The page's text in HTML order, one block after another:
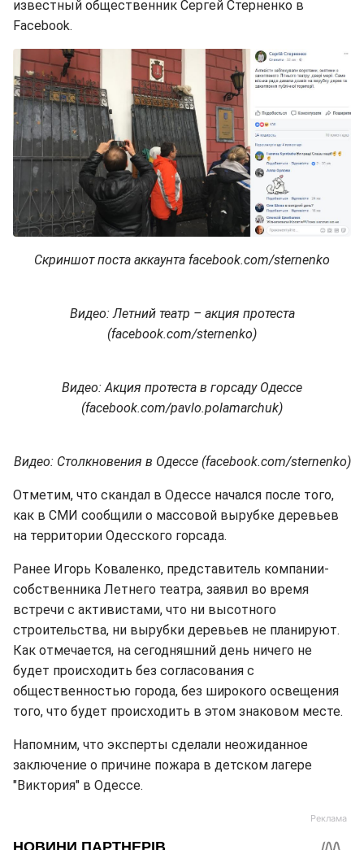
известный общественник Сергей Стерненко в
Facebook.
Скриншот поста аккаунта facebook.com/sternenko
Видео: Летний театр – акция протеста
(facebook.com/sternenko)
Видео: Акция протеста в горсаду Одессе
(facebook.com/pavlo.polamarchuk)
Видео: Столкновения в Одессе (facebook.com/sternenko)
Отметим, что скандал в Одессе начался после того,
как в СМИ сообщили о массовой вырубке деревьев
на территории Одесского горсада.
Ранее Игорь Коваленко, представитель компании-
собственника Летнего театра, заявил во время
встречи с активистами, что ни высотного
строительства, ни вырубки деревьев не планируют.
Как отмечается, на сегодняшний день ничего не
будет происходить без согласования с
общественностью города, без широкого освещения
того, что будет происходить в этом знаковом месте.
Напомним, что эксперты сделали неожиданное
заключение о причине пожара в детском лагере
"Виктория" в Одессе.